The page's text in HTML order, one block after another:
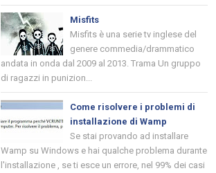
Misfits
Misfits è una serie tv inglese del
genere commedia/drammatico
andata in onda dal 2009 al 2013. Trama Un gruppo
di ragazzi in punizion...
Come risolvere i problemi di
installazione di Wamp
Se stai provando ad installare
Wamp su Windows e hai qualche problema durante
l'installazione , se ti esce un errore, nel 99% dei casi